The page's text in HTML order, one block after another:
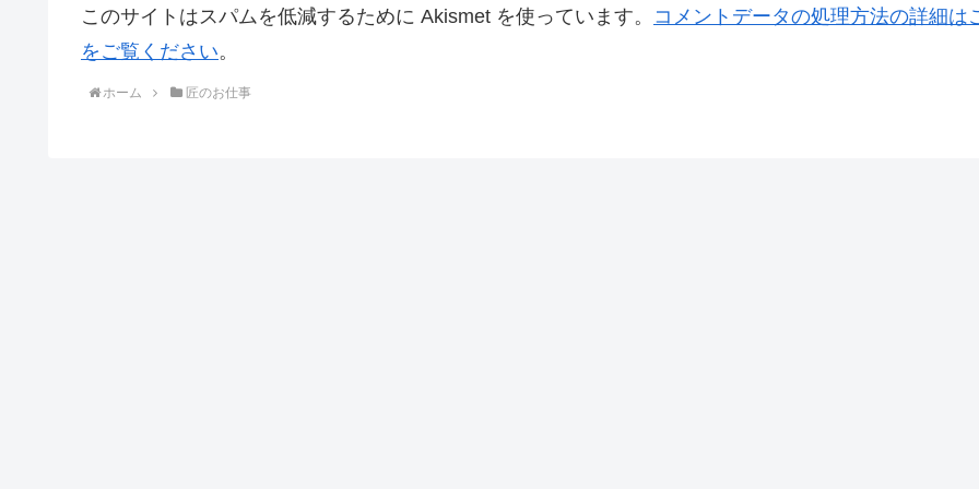
このサイトはスパムを低減するために Akismet を使っています。 コメントデータの処理方法の詳細は
をご覧ください。
ホーム 匠のお仕事